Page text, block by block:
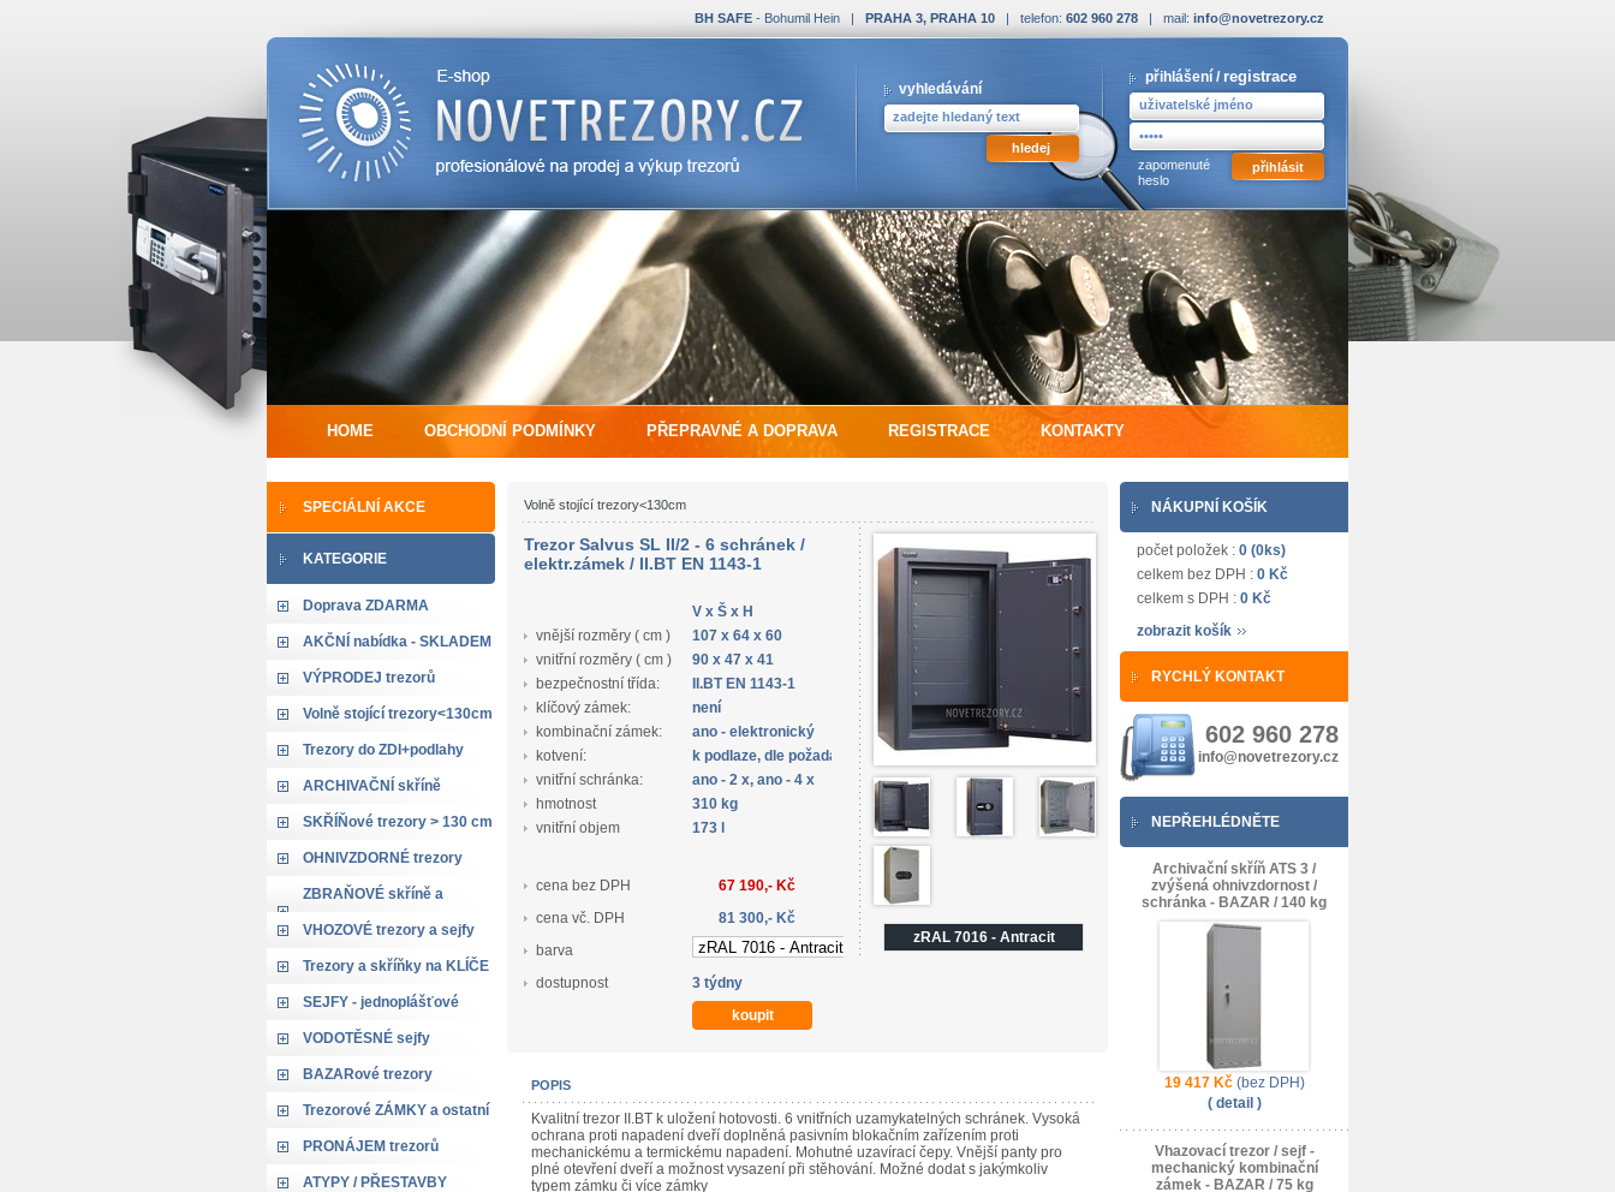
BH SAFE - Bohumil Hein | PRAHA 3, PRAHA 10 | telefon: 602 960 278 | mail: info@novetrezory.cz
vyhledávání
přihlášení / registrace
zapomenuté
heslo
HOME OBCHODNÍ PODMÍNKY PŘEPRAVNÉ A DOPRAVA REGISTRACE KONTAKTY
SPECIÁLNÍ AKCE
KATEGORIE
Doprava ZDARMA
AKČNÍ nabídka - SKLADEM
VÝPRODEJ trezorů
Volně stojící trezory<130cm
Trezory do ZDI+podlahy
ARCHIVAČNÍ skříně
SKŘÍŇové trezory > 130 cm
OHNIVZDORNÉ trezory
ZBRAŇOVÉ skříně a
trezory
VHOZOVÉ trezory a sejfy
Trezory a skříňky na KLÍČE
SEJFY - jednoplášťové
VODOTĚSNÉ sejfy
BAZARové trezory
Trezorové ZÁMKY a ostatní
PRONÁJEM trezorů
ATYPY / PŘESTAVBY
Volně stojící trezory<130cm
zRAL 7016 - Antracit
Trezor Salvus SL II/2 - 6 schránek /
elektr.zámek / II.BT EN 1143-1
V x Š x H
vnější rozměry ( cm )
107 x 64 x 60
vnitřní rozměry ( cm )
90 x 47 x 41
bezpečnostní třída:
II.BT EN 1143-1
klíčový zámek:
není
kombinační zámek:
ano - elektronický
kotvení:
k podlaze, dle požadavku zákazníka
vnitřní schránka:
ano - 2 x, ano - 4 x
hmotnost
310 kg
vnitřní objem
173 l
cena bez DPH
67 190,- Kč
cena vč. DPH
81 300,- Kč
barva
dostupnost
3 týdny
POPIS
Kvalitní trezor II.BT k uložení hotovosti. 6 vnitřních uzamykatelných schránek. Vysoká
ochrana proti napadení dveří doplněná pasivním blokačním zařízením proti
mechanickému a termickému napadení. Mohutné uzavírací čepy. Vnější panty pro
plné otevření dveří a možnost vysazení při stěhování. Možné dodat s jakýmkoliv
typem zámku či více zámky
NÁKUPNÍ KOŠÍK
počet položek : 0 (0ks)
celkem bez DPH : 0 Kč
celkem s DPH : 0 Kč
zobrazit košík
RYCHLÝ KONTAKT
602 960 278
info@novetrezory.cz
NEPŘEHLÉDNĚTE
Archivační skříň ATS 3 /
zvýšená ohnivzdornost /
schránka - BAZAR / 140 kg
19 417 Kč(bez DPH)
( detail )
Vhazovací trezor / sejf -
mechanický kombinační
zámek - BAZAR / 75 kg